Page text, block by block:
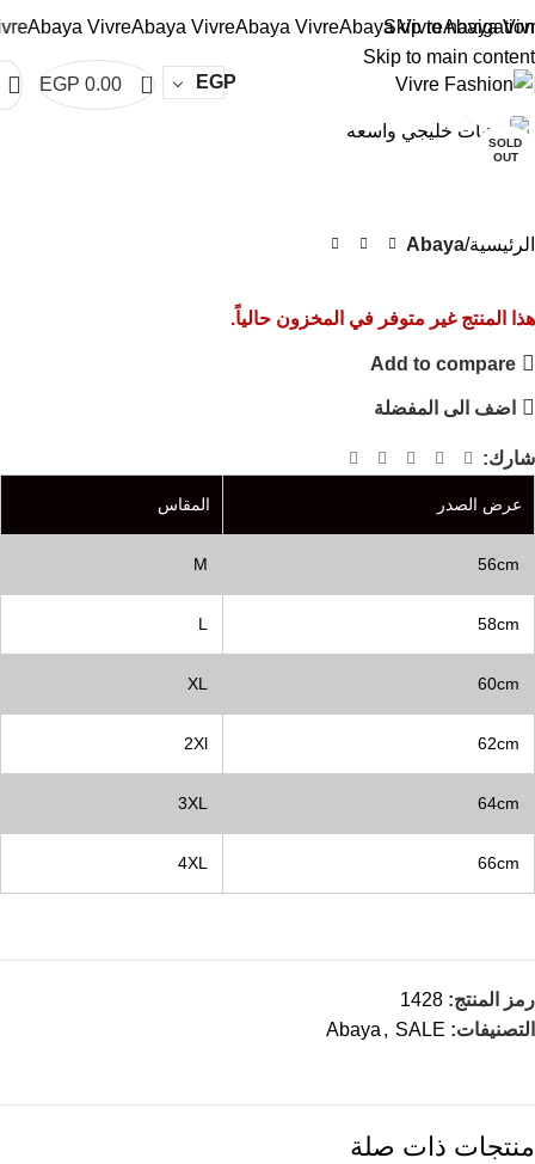
Skip to navigation
Skip to main content
Abaya VivreAbaya VivreAbaya VivreAbaya VivreAbaya Vivre
EGP
0
EGP 0.00
SOLD
OUT
الرئيسية Abaya
عرض الصدر المقاس
56cm
M
58cm
L
60cm
XL
62cm
2Xl
64cm
3XL
66cm
4XL
هذا المنتج غير متوفر في المخزون حالياً.
Add to compare
اضف الى المفضلة
رمز المنتج: 1428
التصنيفات:
Abaya , SALE
شارك:
منتجات ذات صلة